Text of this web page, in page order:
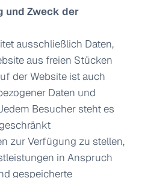
und Zweck der
ausschließlich Daten,
aus freien Stücken
der Website ist auch
Daten und
Besucher steht es
zur Verfügung zu stellen,
in Anspruch
gespeicherte